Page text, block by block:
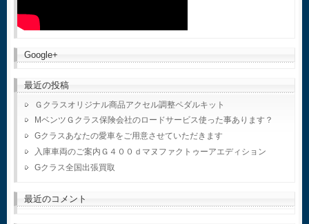
Google+
最近の投稿
Ｇクラスオリジナル商品アクセル調整ペダルキット
MベンツＧクラス保険会社のロードサービス使った事あります？
Gクラスあなたの愛車をご用意させていただきます
入庫車両のご案内Ｇ４００ｄマヌファクトゥーアエディション
Gクラス全国出張買取
最近のコメント